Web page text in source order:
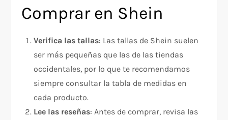
Comprar en Shein
Verifica las tallas: Las tallas de Shein suelen
ser más pequeñas que las de las tiendas
occidentales, por lo que te recomendamos
siempre consultar la tabla de medidas en
cada producto.
Lee las reseñas: Antes de comprar, revisa las